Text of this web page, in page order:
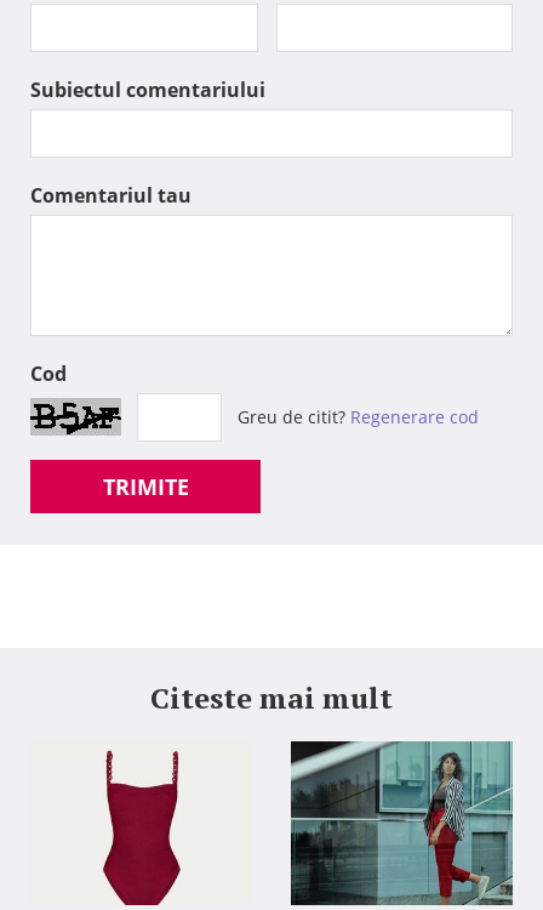
Subiectul comentariului
Comentariul tau
Cod
Greu de citit? Regenerare cod
TRIMITE
Citeste mai mult